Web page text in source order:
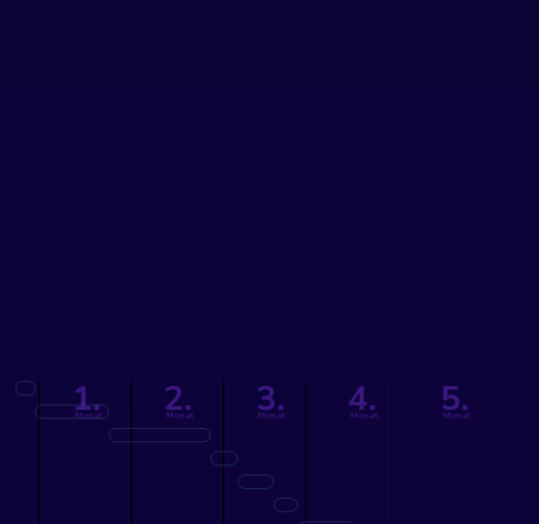
Monat
1. Monat
2. Monat
3. Monat
4. Monat
5.